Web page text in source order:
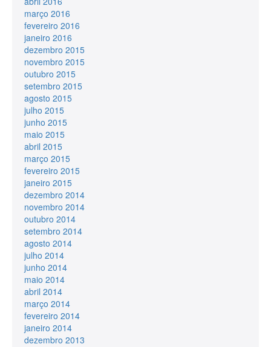
março 2016
fevereiro 2016
janeiro 2016
dezembro 2015
novembro 2015
outubro 2015
setembro 2015
agosto 2015
julho 2015
junho 2015
maio 2015
abril 2015
março 2015
fevereiro 2015
janeiro 2015
dezembro 2014
novembro 2014
outubro 2014
setembro 2014
agosto 2014
julho 2014
junho 2014
maio 2014
abril 2014
março 2014
fevereiro 2014
janeiro 2014
dezembro 2013